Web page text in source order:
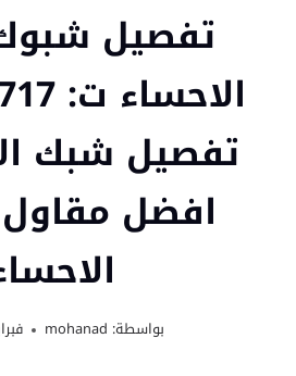
تفصيل
تفصيل شبك
افضل
بواسطة: mohanad فبراير